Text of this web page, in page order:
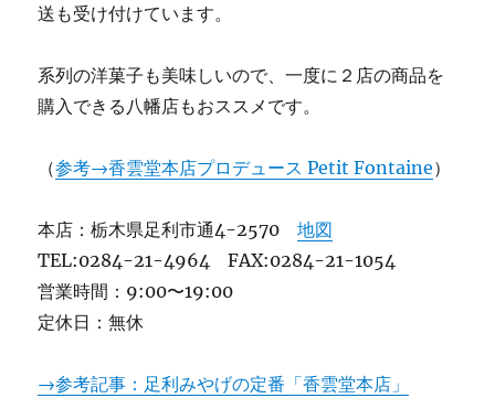
送も受け付けています。
系列の洋菓子も美味しいので、一度に２店の商品を
購入できる八幡店もおススメです。
（参考→香雲堂本店プロデュース Petit Fontaine）
本店：栃木県足利市通4-2570地図
TEL:0284-21-4964 FAX:0284-21-1054
営業時間：9:00〜19:00
定休日：無休
→参考記事：足利みやげの定番「香雲堂本店」